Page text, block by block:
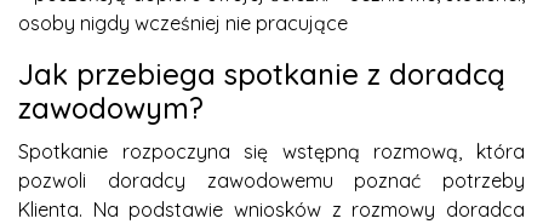
osoby nigdy wcześniej nie pracujące
Jak przebiega spotkanie z doradcą
zawodowym?
Spotkanie rozpoczyna się wstępną rozmową, która
pozwoli doradcy zawodowemu poznać potrzeby
Klienta. Na podstawie wniosków z rozmowy doradca